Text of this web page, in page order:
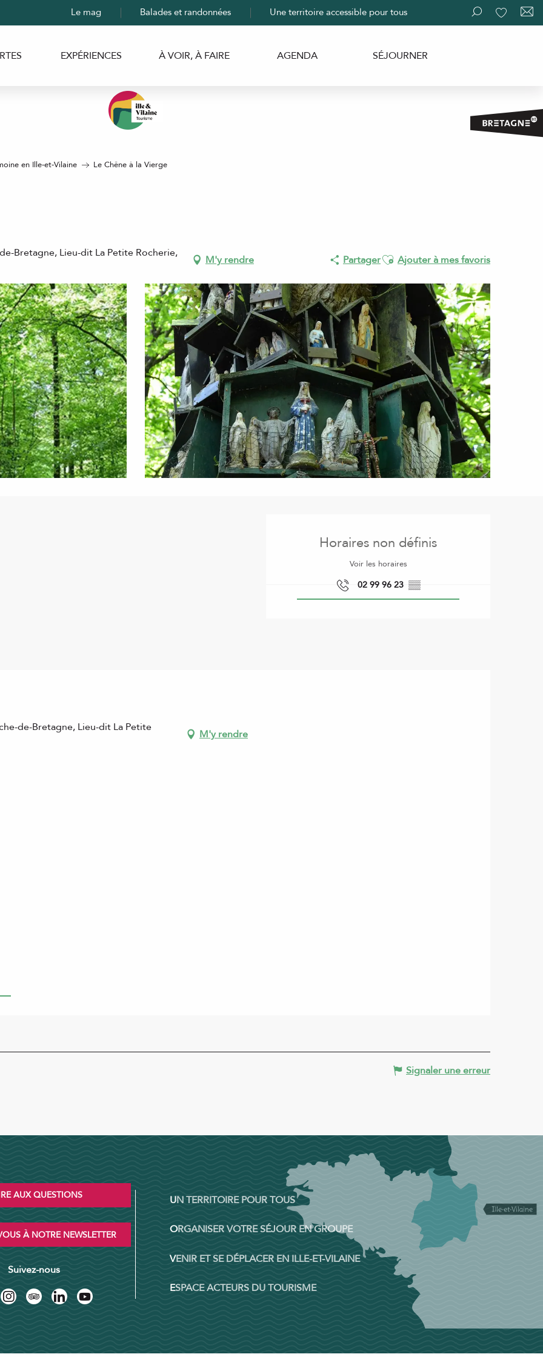
Recherche
Le mag Balades et randonnées Une territoire accessible pour tous
EXPÉRIENCES À VOIR, À FAIRE AGENDA SÉJOURNER
en Ille-et-Vilaine Le Chêne à la Vierge
Bretagne, Lieu-dit La Petite Rocherie,
M'y rendre PartagerAjouter aux favoris
Ajouter à mes favoris
Horaires non définis
Voir les horaires
02 99 96 23 ▒▒
de-Bretagne, Lieu-dit La Petite
M'y rendre
Signaler une erreur
AUX QUESTIONS
À NOTRE NEWSLETTER
Suivez-nous
UN TERRITOIRE POUR TOUS
ORGANISER VOTRE SÉJOUR EN GROUPE
VENIR ET SE DÉPLACER EN ILLE-ET-VILAINE
ESPACE ACTEURS DU TOURISME